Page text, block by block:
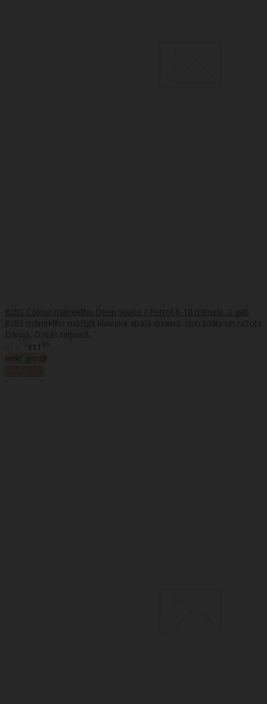
BIBS Colour māneklītis Deep Space / Petrol 6-18 mēneši, 2 gab
BIBS māneklītis mūžīgā klasiskā apaļā dizainā. Izstrādāts un ražots
Dānijā. Dziļās telpas&..
€11 95
Ielikt grozā